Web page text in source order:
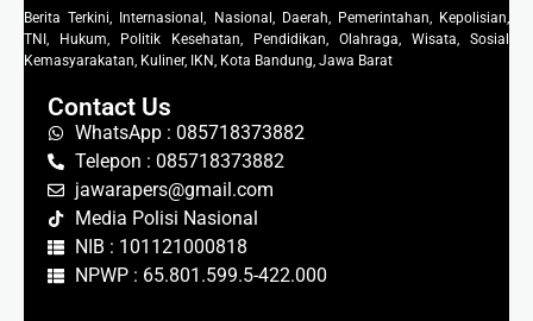
Berita Terkini, Internasional, Nasional, Daerah, Pemerintahan, Kepolisian,
TNI, Hukum, Politik Kesehatan, Pendidikan, Olahraga, Wisata, Sosial
Kemasyarakatan, Kuliner, IKN, Kota Bandung, Jawa Barat
Contact Us
WhatsApp : 085718373882
Telepon : 085718373882
jawarapers@gmail.com
Media Polisi Nasional
NIB : 101121000818
NPWP : 65.801.599.5-422.000